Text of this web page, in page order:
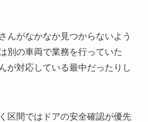
んがなかなか見つからないよう
別の車両で業務を行っていた
が対応している最中だったりし
区間ではドアの安全確認が優先